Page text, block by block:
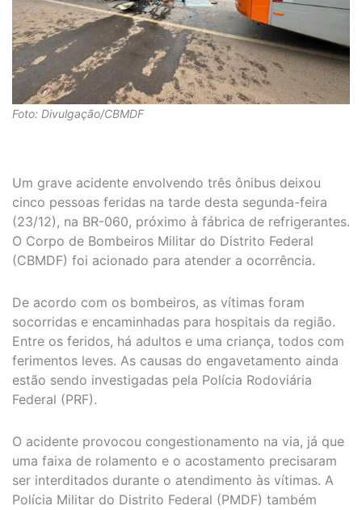
Foto: Divulgação/CBMDF
Um grave acidente envolvendo três ônibus deixou
cinco pessoas feridas na tarde desta segunda-feira
(23/12), na BR-060, próximo à fábrica de refrigerantes.
O Corpo de Bombeiros Militar do Distrito Federal
(CBMDF) foi acionado para atender a ocorrência.
De acordo com os bombeiros, as vítimas foram
socorridas e encaminhadas para hospitais da região.
Entre os feridos, há adultos e uma criança, todos com
ferimentos leves. As causas do engavetamento ainda
estão sendo investigadas pela Polícia Rodoviária
Federal (PRF).
O acidente provocou congestionamento na via, já que
uma faixa de rolamento e o acostamento precisaram
ser interditados durante o atendimento às vítimas. A
Polícia Militar do Distrito Federal (PMDF) também